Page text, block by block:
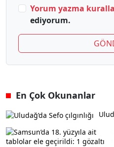
Yorum yazma
ediyorum.
En Çok Okunanlar